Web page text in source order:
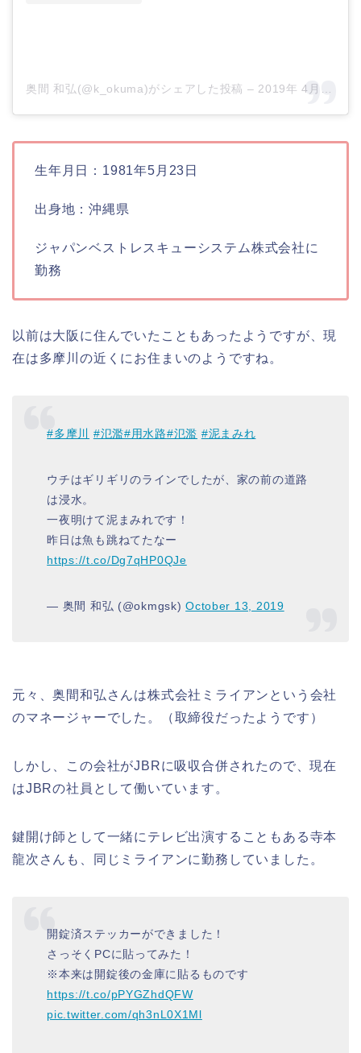
奥間 和弘(@k_okuma)がシェアした投稿 – 2019年 4月月5日午後10時39分PDT
生年月日：1981年5月23日
出身地：沖縄県
ジャパンベストレスキューシステム株式会社に
勤務
以前は大阪に住んでいたこともあったようですが、現
在は多摩川の近くにお住まいのようですね。
#多摩川 #氾濫#用水路#氾濫 #泥まみれ
ウチはギリギリのラインでしたが、家の前の道路
は浸水。
一夜明けて泥まみれです！
昨日は魚も跳ねてたなー
https://t.co/Dg7qHP0QJe
— 奥間 和弘 (@okmgsk)October 13, 2019
元々、奥間和弘さんは株式会社ミライアンという会社
のマネージャーでした。（取締役だったようです）
しかし、この会社がJBRに吸収合併されたので、現在
はJBRの社員として働いています。
鍵開け師として一緒にテレビ出演することもある寺本
龍次さんも、同じミライアンに勤務していました。
開錠済ステッカーができました！
さっそくPCに貼ってみた！
※本来は開錠後の金庫に貼るものです
https://t.co/pPYGZhdQFW
pic.twitter.com/qh3nL0X1Ml